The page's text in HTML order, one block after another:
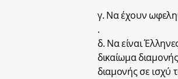
γ. Να έχουν
.
δ. Να είναι
δικαίωμα
διαμονής σε ισχύ